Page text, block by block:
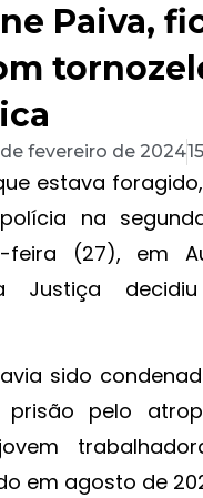
Paiva,
fevereiro de 2024
estava
na
feira (27), em
Justiça
sido
pelo
em agosto de